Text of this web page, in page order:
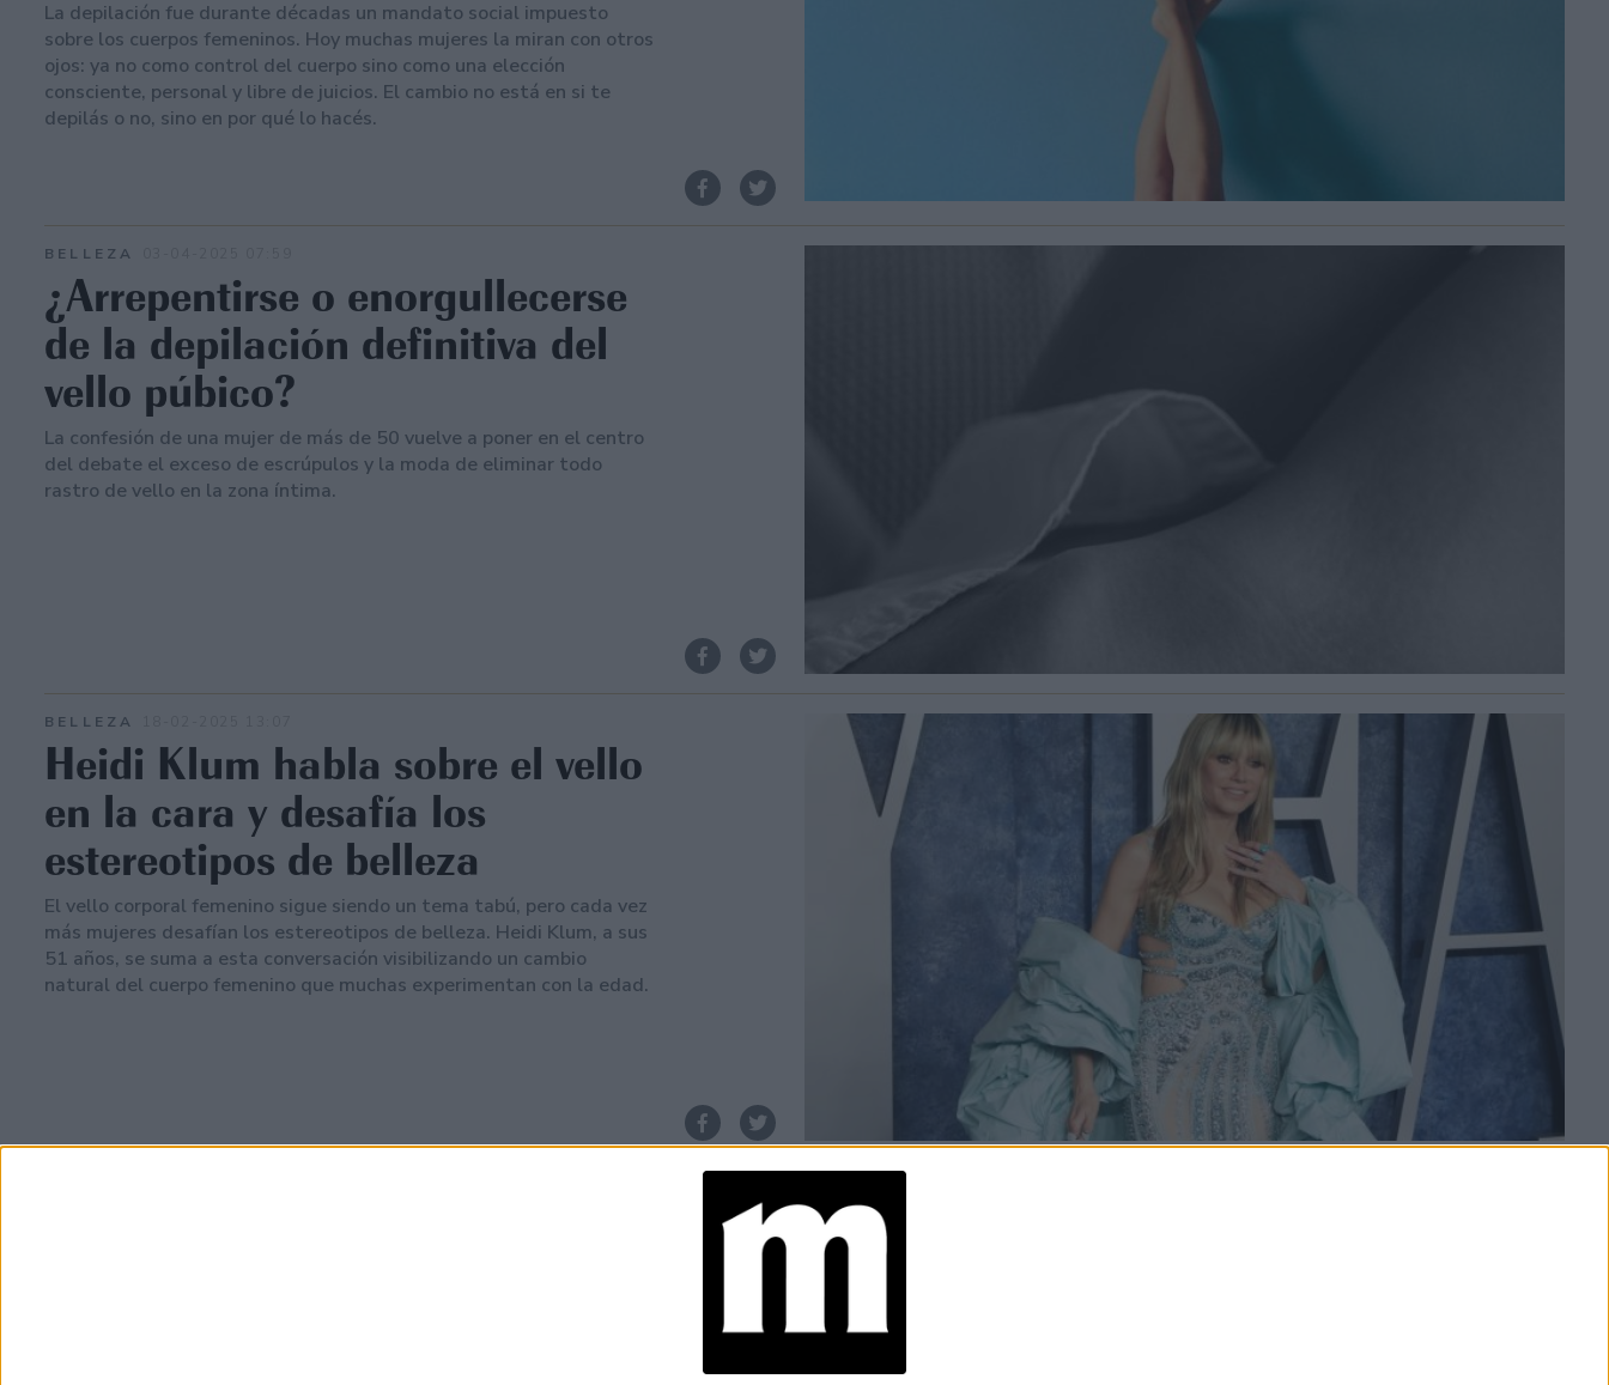
La depilación fue durante décadas un mandato social impuesto
sobre los cuerpos femeninos. Hoy muchas mujeres la miran con otros
ojos: ya no como control del cuerpo sino como una elección
consciente, personal y libre de juicios. El cambio no está en si te
depilás o no, sino en por qué lo hacés.
BELLEZA
¿Arrepentirse o enorgullecerse
de la depilación definitiva del
vello púbico?
La confesión de una mujer de más de 50 vuelve a poner en el centro
del debate el exceso de escrúpulos y la moda de eliminar todo
rastro de vello en la zona íntima.
BELLEZA
Heidi Klum habla sobre el vello
en la cara y desafía los
estereotipos de belleza
El vello corporal femenino sigue siendo un tema tabú, pero cada vez
más mujeres desafían los estereotipos de belleza. Heidi Klum, a sus
51 años, se suma a esta conversación visibilizando un cambio
natural del cuerpo femenino que muchas experimentan con la edad.